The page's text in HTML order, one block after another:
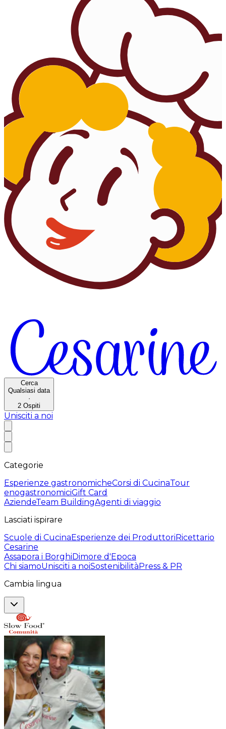
Cerca
Qualsiasi data
·
2 Ospiti
Unisciti a noi
Categorie
Esperienze gastronomicheCorsi di CucinaTour
enogastronomiciGift Card
AziendeTeam BuildingAgenti di viaggio
Lasciati ispirare
Scuole di CucinaEsperienze dei ProduttoriRicettario
Cesarine
Assapora i BorghiDimore d'Epoca
Chi siamoUnisciti a noiSostenibilitàPress & PR
Cambia lingua